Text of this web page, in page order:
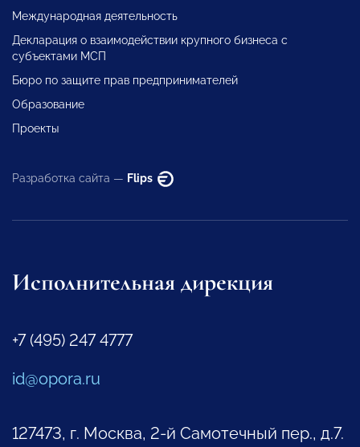
Международная деятельность
Декларация о взаимодействии крупного бизнеса с
субъектами МСП
Бюро по защите прав предпринимателей
Образование
Проекты
Разработка сайта — Flips
Исполнительная дирекция
+7 (495) 247 4777
id@opora.ru
127473, г. Москва, 2-й Самотечный пер., д.7.